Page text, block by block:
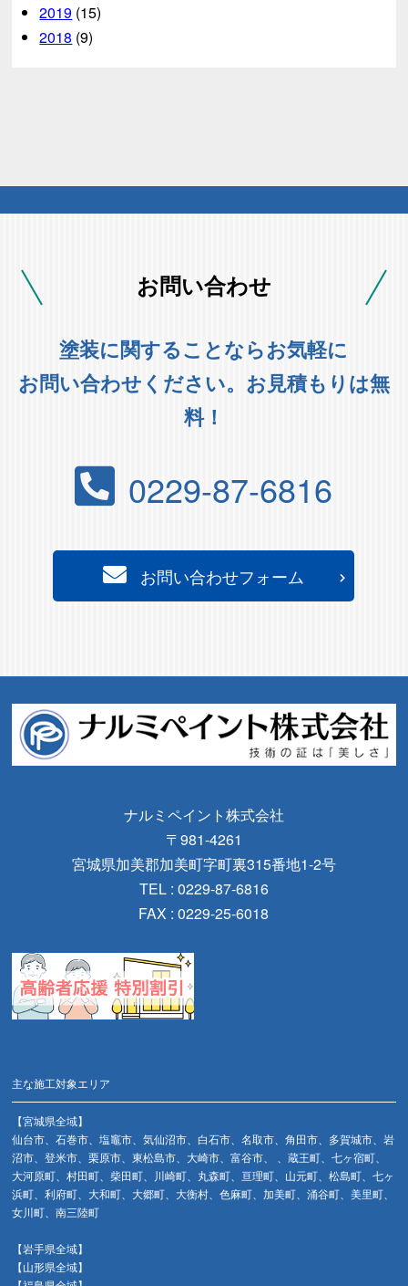
2019 (15)
2018 (9)
お問い合わせ
塗装に関することならお気軽に
お問い合わせください。お見積もりは無
料！
0229-87-6816
お問い合わせフォーム
ナルミペイント株式会社
〒981-4261
宮城県加美郡加美町字町裏315番地1-2号
TEL : 0229-87-6816
FAX : 0229-25-6018
主な施工対象エリア
【宮城県全域】
仙台市、石巻市、塩竈市、気仙沼市、白石市、名取市、角田市、多賀城市、岩
沼市、登米市、栗原市、東松島市、大崎市、富谷市、 、蔵王町、七ヶ宿町、
大河原町、村田町、柴田町、川崎町、丸森町、亘理町、山元町、松島町、七ヶ
浜町、利府町、大和町、大郷町、大衡村、色麻町、加美町、涌谷町、美里町、
女川町、南三陸町
【岩手県全域】
【山形県全域】